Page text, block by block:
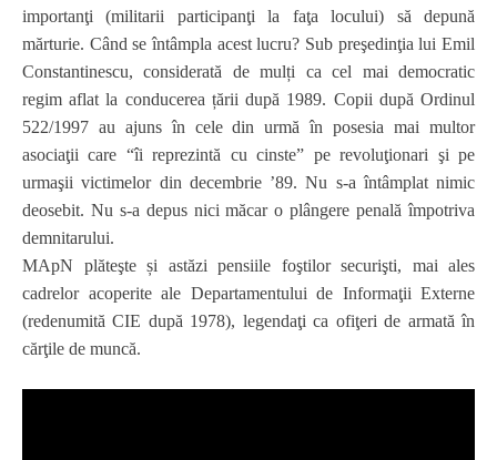
importanţi (militarii participanţi la faţa locului) să depună
mărturie. Când se întâmpla acest lucru? Sub preşedinţia lui Emil
Constantinescu, considerată de mulți ca cel mai democratic
regim aflat la conducerea țării după 1989. Copii după Ordinul
522/1997 au ajuns în cele din urmă în posesia mai multor
asociaţii care “îi reprezintă cu cinste” pe revoluţionari şi pe
urmaşii victimelor din decembrie ’89. Nu s-a întâmplat nimic
deosebit. Nu s-a depus nici măcar o plângere penală împotriva
demnitarului.
MApN plăteşte și astăzi pensiile foştilor securişti, mai ales
cadrelor acoperite ale Departamentului de Informaţii Externe
(redenumită CIE după 1978), legendaţi ca ofiţeri de armată în
cărţile de muncă.